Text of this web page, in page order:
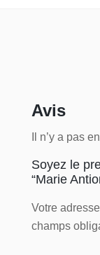
Avis
Il n’y a pas
Soyez le
“Marie
Votre
champs